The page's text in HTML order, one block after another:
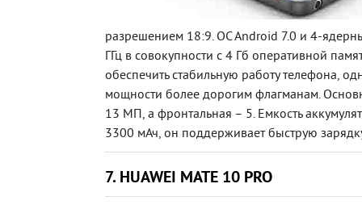
разрешением 18:9. OC Android 7.0 и 4-
ГГц в совокупности с 4 Гб оперативной
обеспечить стабильную работу телефона,
мощности более дорогим флагманам.
13 МП, а фронтальная – 5. Емкость
3300 мАч, он поддерживает быструю
7. HUAWEI MATE 10 PRO